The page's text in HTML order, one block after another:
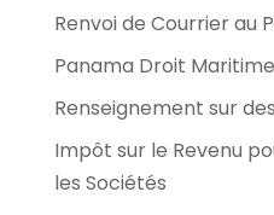
Renvoi de Courrier au
Panama Droit Maritime
Renseignement sur
Impôt sur le Revenu
les Sociétés